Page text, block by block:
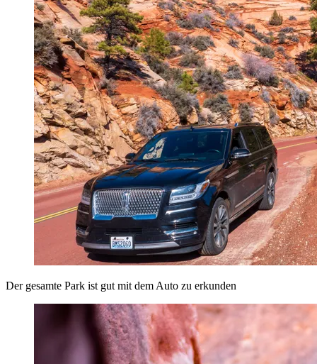
Der gesamte Park ist gut mit dem Auto zu erkunden